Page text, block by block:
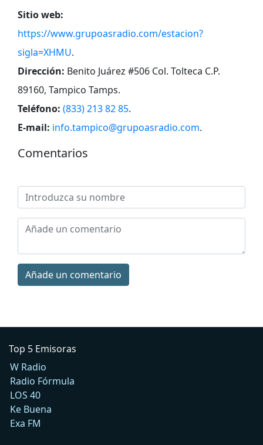
Sitio web:
https://www.grupoasradio.com/estacion?
sigla=XHMU.
Dirección: Benito Juárez #506 Col. Tolteca C.P.
89160, Tampico Tamps.
Teléfono: (833) 213 82 85.
E-mail: info.tampico@grupoasradio.com.
Comentarios
Añade un comentario
Top 5 Emisoras
W Radio
Radio Fórmula
LOS 40
Ke Buena
Exa FM